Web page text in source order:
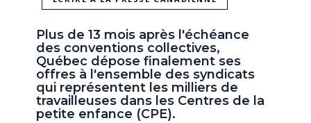
Plus de 13 mois après l'échéance
des conventions collectives,
Québec dépose finalement ses
offres à l'ensemble des syndicats
qui représentent les milliers de
travailleuses dans les Centres de la
petite enfance (CPE).